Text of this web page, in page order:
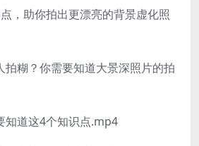
，助你拍出更漂亮的背景虚化照
拍糊？你需要知道大景深照片的拍
知道这4个知识点.mp4